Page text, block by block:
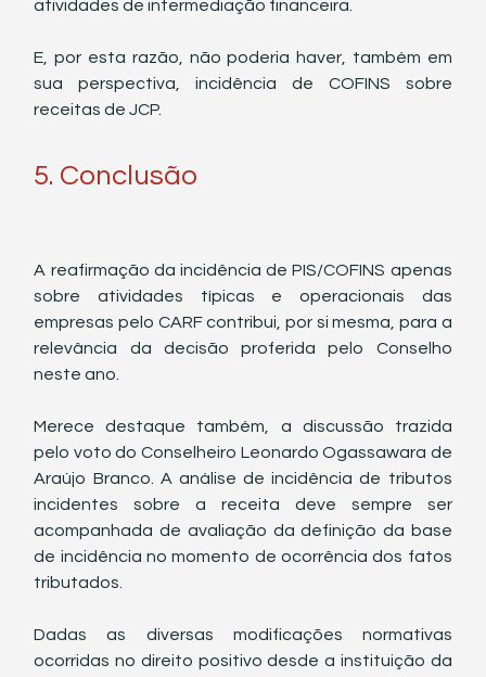
atividades de intermediação financeira.
E, por esta razão, não poderia haver, também em
sua perspectiva, incidência de COFINS sobre
receitas de JCP.
5. Conclusão
A reafirmação da incidência de PIS/COFINS apenas
sobre atividades típicas e operacionais das
empresas pelo CARF contribui, por si mesma, para a
relevância da decisão proferida pelo Conselho
neste ano.
Merece destaque também, a discussão trazida
pelo voto do Conselheiro Leonardo Ogassawara de
Araújo Branco. A análise de incidência de tributos
incidentes sobre a receita deve sempre ser
acompanhada de avaliação da definição da base
de incidência no momento de ocorrência dos fatos
tributados.
Dadas as diversas modificações normativas
ocorridas no direito positivo desde a instituição da